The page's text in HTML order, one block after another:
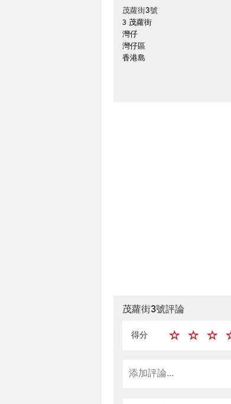
茂蘿街3號
3 茂蘿街
灣仔
灣仔區
香港島
茂蘿街3號評論
得分